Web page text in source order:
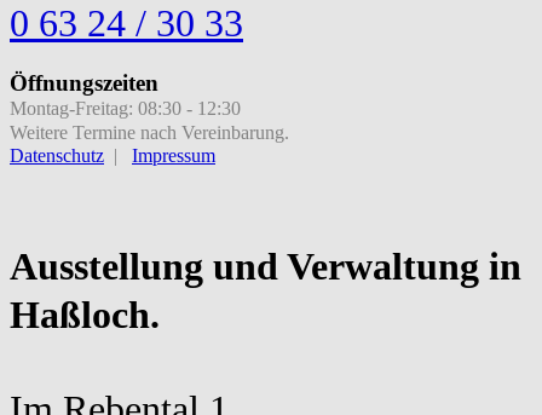
0 63 24 / 30 33
Öffnungszeiten
Montag-Freitag: 08:30 - 12:30
Weitere Termine nach Vereinbarung.
Datenschutz | Impressum
Ausstellung und Verwaltung in
Haßloch.